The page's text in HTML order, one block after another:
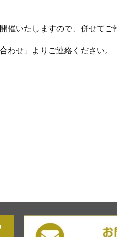
いたしますので、併せてご
わせ」よりご連絡ください。